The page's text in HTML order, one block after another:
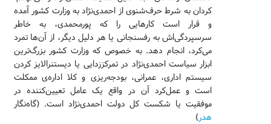
کردان به شرط حرف‌شنوی از احمدی‌نژاد به وزارت کشور آمده
و قرار است کارهایی را که پورمحمدی، به خاطر
سرسپردگی‌اش به رفسنجانی یا هر دلیل دیگر، از آن‌ها تمرد
می‌کرد، انجام دهد. به خصوص که وزارت کشور بزرگ‌ترین
ابزار سیاست احمدی‌نژاد در تمرکززدایی یا دیستنرالایز کردن
سیستم اداری، عمرانی، بودجه‌ریزی و کلا اداره‌ی ممکلت
است و عمل‌کرد آن در واقع یک عامل تعیین‌کننده‌‌ در
موفقیت یا شکست کل دولت احمدی‌نژاد است. (گاه‌نگار
هدر)